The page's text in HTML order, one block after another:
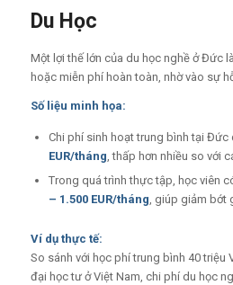
Du Học
Một lợi thế lớn của du học nghề ở Đức
hoặc miễn phí hoàn toàn, nhờ vào sự
Số liệu minh họa:
Chi phí sinh hoạt trung bình tại
EUR/tháng, thấp hơn nhiều so với
Trong quá trình thực tập, học viên
– 1.500 EUR/tháng, giúp giảm bớt
Ví dụ thực tế:
So sánh với học phí trung bình 40 triệu
đại học tư ở Việt Nam, chi phí du học